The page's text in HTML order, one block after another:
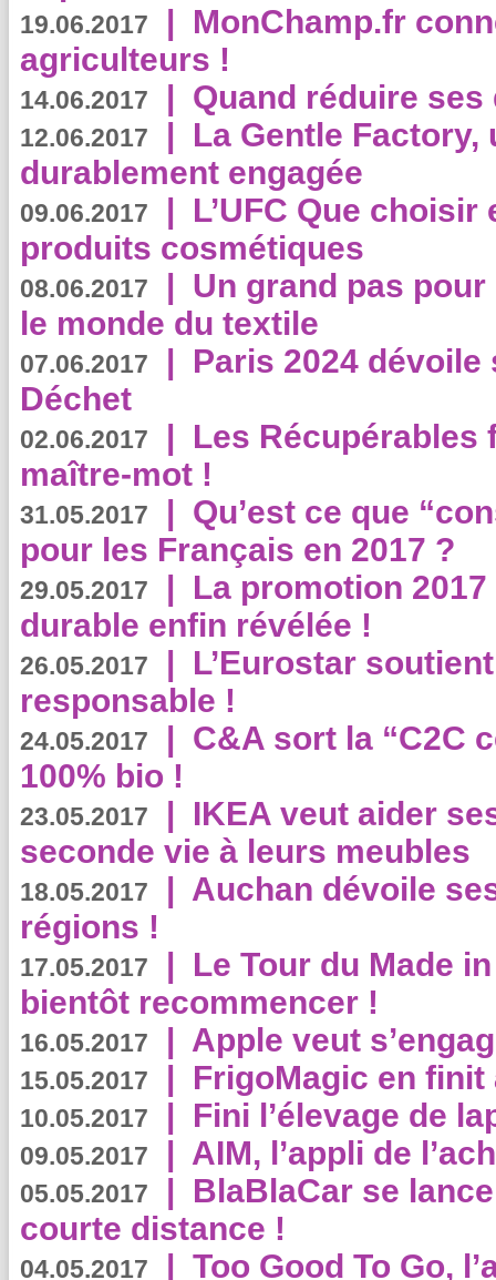
19.06.2017 | MonChamp.fr
agriculteurs !
14.06.2017 | Quand réduire
12.06.2017 | La Gentle
durablement engagée
09.06.2017 | L’UFC Que
produits cosmétiques
08.06.2017 | Un grand pas
le monde du textile
07.06.2017 | Paris 2024
Déchet
02.06.2017 | Les Récupérables
maître-mot !
31.05.2017 | Qu’est ce que
pour les Français en 2017 ?
29.05.2017 | La promotion
durable enfin révélée !
26.05.2017 | L’Eurostar
responsable !
24.05.2017 | C&A sort la “C2C
100% bio !
23.05.2017 | IKEA veut aider
seconde vie à leurs meubles
18.05.2017 | Auchan dévoile
régions !
17.05.2017 | Le Tour du Made
bientôt recommencer !
16.05.2017 | Apple veut
15.05.2017 | FrigoMagic en
10.05.2017 | Fini l’élevage de
09.05.2017 | AIM, l’appli de
05.05.2017 | BlaBlaCar se
courte distance !
04.05.2017 | Too Good To Go,